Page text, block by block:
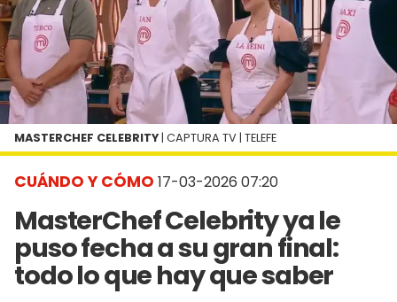
CUÁNDO Y CÓMO 17-03-2026 07:20
MasterChef Celebrity ya le
puso fecha a su gran final:
todo lo que hay que saber
MASTERCHEF CELEBRITY| CAPTURA TV | TELEFE